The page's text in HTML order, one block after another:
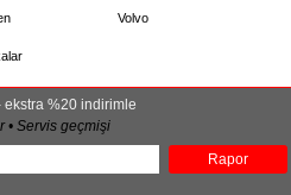
Volvo
%20 indirimle
• Servis geçmişi
Rapor